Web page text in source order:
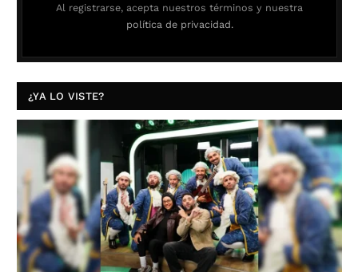
Al registrarse, acepta nuestros términos y nuestra
política de privacidad.
¿YA LO VISTE?